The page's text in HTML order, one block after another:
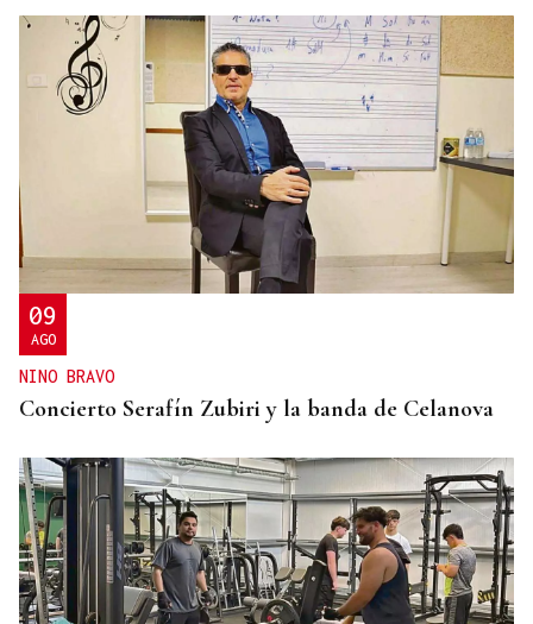
ECLIPSE EN ESPAÑA
Iberia fletará un vuelo especial para contemplar el
eclipse total de Sol desde el aire
09
AGO
NINO BRAVO
Concierto Serafín Zubiri y la banda de Celanova